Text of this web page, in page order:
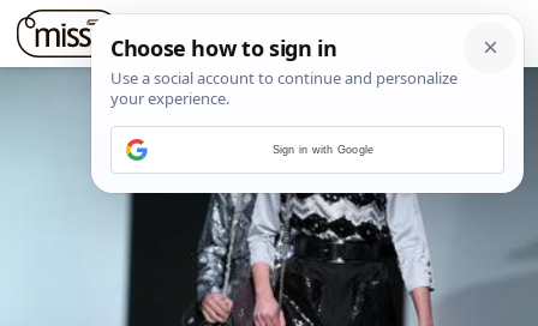
Sign in with Google